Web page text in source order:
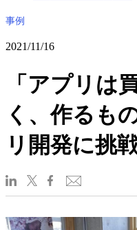
事例
2021/11/16
「アプリは
く、作るも
リ開発に挑戦